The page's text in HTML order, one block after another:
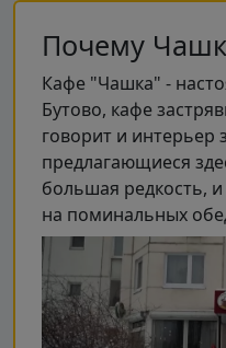
Почему
Кафе "Чашка" -
Бутово, кафе
говорит и интерьер
предлагающиеся
большая редкость,
на поминальных